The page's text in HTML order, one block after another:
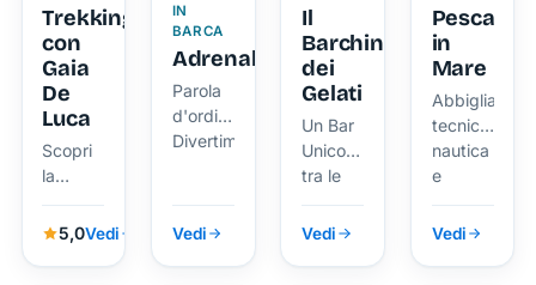
Trekking
con
Gaia
De
Luca
Scopri
la
bellezza
incontaminata
5,0Vedi
IN
BARCA
Adrenaline
Parola
d'ordine
Divertimento
Vedi
Il
Barchino
dei
Gelati
Un Bar
Unico
tra le
Onde di
Ponza
Vedi
Pesca
in
Mare
tecnico,
nautica
e
subacquea
Vedi